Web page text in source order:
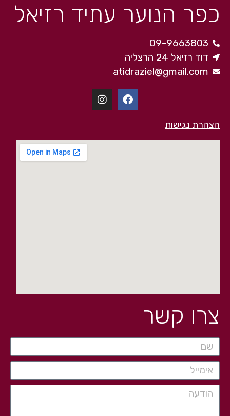
כפר הנוער עתיד רזיאל
09-9663803
דוד רזיאל 24 הרצליה
atidraziel@gmail.com
הצהרת נגישות
צרו קשר